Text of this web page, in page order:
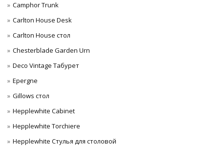
Camphor Trunk
Carlton House Desk
Carlton House стол
Chesterblade Garden Urn
Deco Vintage Табурет
Epergne
Gillows стол
Hepplewhite Cabinet
Hepplewhite Torchiere
Hepplewhite Стулья для столовой